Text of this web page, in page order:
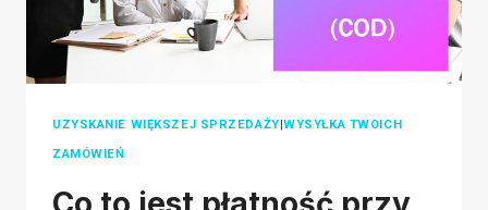
UZYSKANIE WIĘKSZEJ SPRZEDAŻY|WYSYŁKA TWOICH
ZAMÓWIEŃ